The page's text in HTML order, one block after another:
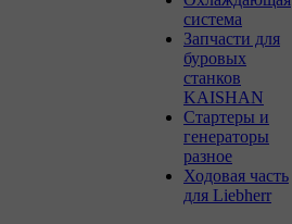
система
Запчасти для
буровых
станков
KAISHAN
Стартеры и
генераторы
разное
Ходовая часть
для Liebherr